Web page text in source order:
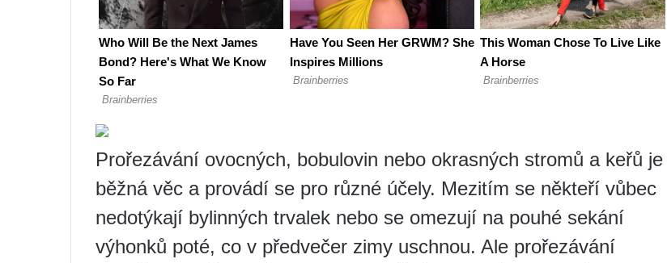
Prořezávání ovocných, bobulovin nebo okrasných stromů a keřů je
běžná věc a provádí se pro různé účely. Mezitím se někteří vůbec
nedotýkají bylinných trvalek nebo se omezují na pouhé sekání
výhonků poté, co v předvečer zimy uschnou. Ale prořezávání